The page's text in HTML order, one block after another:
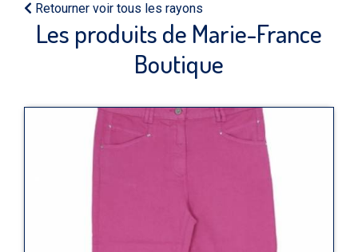
Retourner voir tous les rayons
Les produits de Marie-France
Boutique